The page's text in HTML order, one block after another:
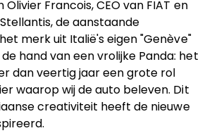
Olivier Francois, CEO van FIAT en
de aanstaande
merk uit Italië's eigen "Genève"
hand van een vrolijke Panda: het
dan veertig jaar een grote rol
waarop wij de auto beleven. Dit
creativiteit heeft de nieuwe